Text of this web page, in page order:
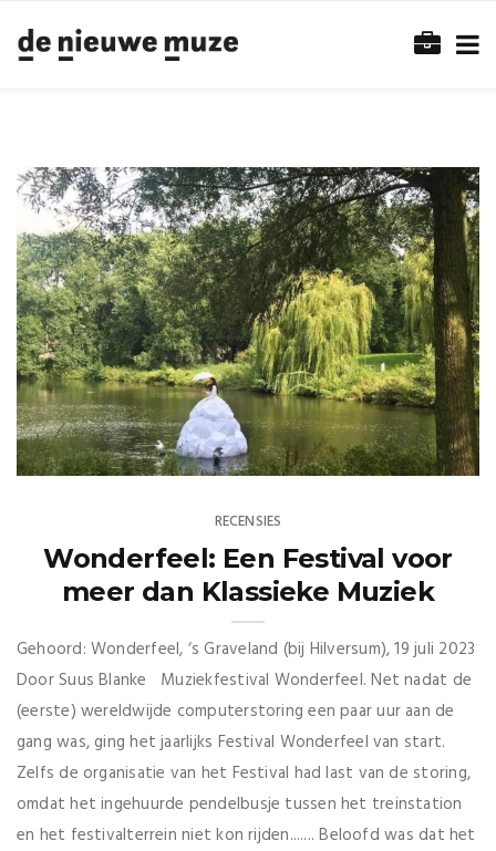
RECENSIES
Wonderfeel: Een Festival voor
meer dan Klassieke Muziek
Gehoord: Wonderfeel, ‘s Graveland (bij Hilversum), 19 juli 2023
Door Suus Blanke Muziekfestival Wonderfeel. Net nadat de
(eerste) wereldwijde computerstoring een paar uur aan de
gang was, ging het jaarlijks Festival Wonderfeel van start.
Zelfs de organisatie van het Festival had last van de storing,
omdat het ingehuurde pendelbusje tussen het treinstation
en het festivalterrein niet kon rijden....... Beloofd was dat het